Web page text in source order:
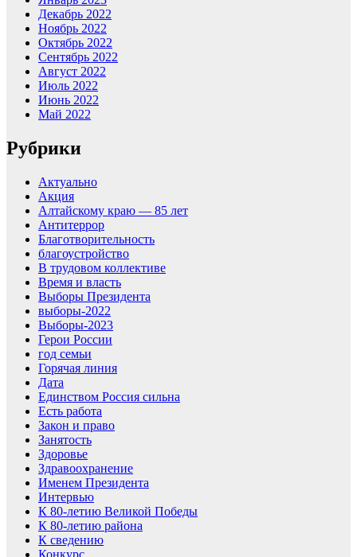
Декабрь 2022
Ноябрь 2022
Октябрь 2022
Сентябрь 2022
Август 2022
Июль 2022
Июнь 2022
Май 2022
Рубрики
Актуально
Акция
Алтайскому краю — 85 лет
Антитеррор
Благотворительность
благоустройство
В трудовом коллективе
Время и власть
Выборы Президента
выборы-2022
Выборы-2023
Герои России
год семьи
Горячая линия
Дата
Единством Россия сильна
Есть работа
Закон и право
Занятость
Здоровье
Здравоохранение
Именем Президента
Интервью
К 80-летию Великой Победы
К 80-летию района
К сведению